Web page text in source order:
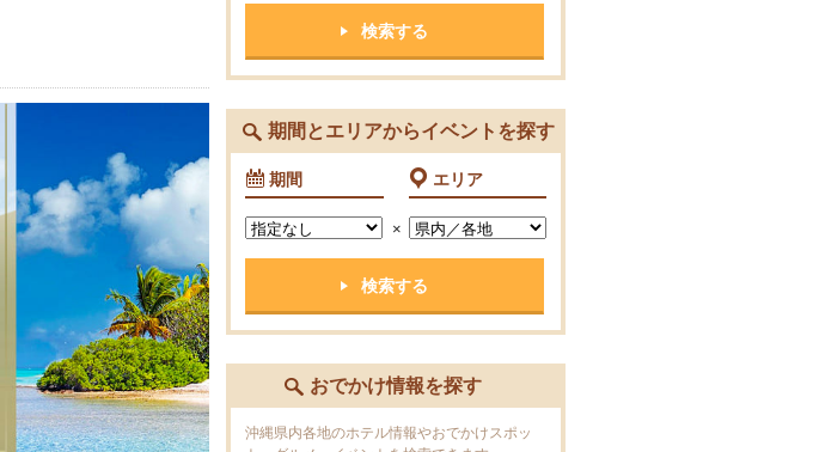
期間とエリアからイベントを探す
期間
×
エリア
おでかけ情報を探す
沖縄県内各地のホテル情報やおでかけスポッ